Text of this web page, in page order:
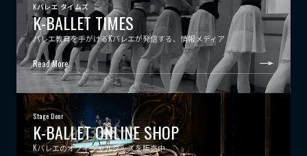
Kバレエ タイムズ
K-BALLET TIMES
バレエ教育を手がけるKバレエが発信する、情報メディア
Read More
Stage Door
K-BALLET ONLINE SHOP
Kバレエのオフィシャルグッズを販売中